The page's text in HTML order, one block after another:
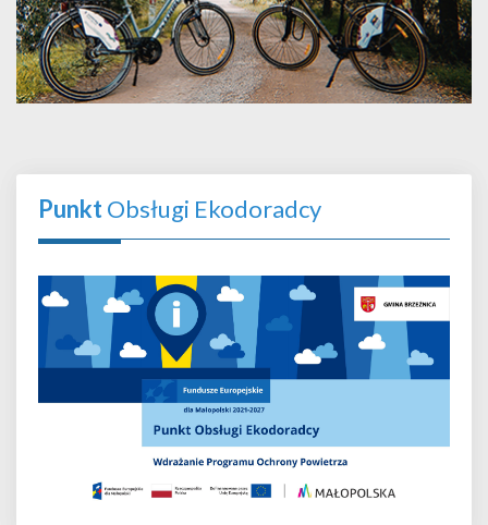
PunktObsługi Ekodoradcy